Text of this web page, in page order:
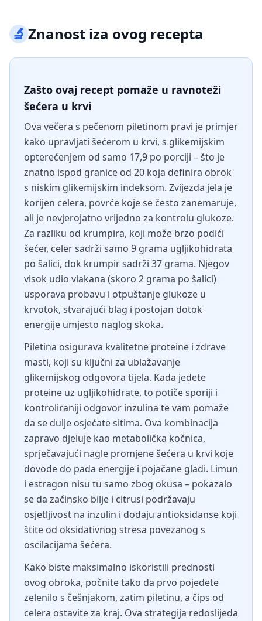
🔬Znanost iza ovog recepta
Zašto ovaj recept pomaže u ravnoteži
šećera u krvi
Ova večera s pečenom piletinom pravi je primjer
kako upravljati šećerom u krvi, s glikemijskim
opterećenjem od samo 17,9 po porciji – što je
znatno ispod granice od 20 koja definira obrok
s niskim glikemijskim indeksom. Zvijezda jela je
korijen celera, povrće koje se često zanemaruje,
ali je nevjerojatno vrijedno za kontrolu glukoze.
Za razliku od krumpira, koji može brzo podići
šećer, celer sadrži samo 9 grama ugljikohidrata
po šalici, dok krumpir sadrži 37 grama. Njegov
visok udio vlakana (skoro 2 grama po šalici)
usporava probavu i otpuštanje glukoze u
krvotok, stvarajući blag i postojan dotok
energije umjesto naglog skoka.
Piletina osigurava kvalitetne proteine i zdrave
masti, koji su ključni za ublažavanje
glikemijskog odgovora tijela. Kada jedete
proteine uz ugljikohidrate, to potiče sporiji i
kontroliraniji odgovor inzulina te vam pomaže
da se dulje osjećate sitima. Ova kombinacija
zapravo djeluje kao metabolička kočnica,
sprječavajući nagle promjene šećera u krvi koje
dovode do pada energije i pojačane gladi. Limun
i estragon nisu tu samo zbog okusa – pokazalo
se da začinsko bilje i citrusi podržavaju
osjetljivost na inzulin i dodaju antioksidanse koji
štite od oksidativnog stresa povezanog s
oscilacijama šećera.
Kako biste maksimalno iskoristili prednosti
ovog obroka, počnite tako da prvo pojedete
zelenilo s češnjakom, zatim piletinu, a čips od
celera ostavite za kraj. Ova strategija redoslijeda